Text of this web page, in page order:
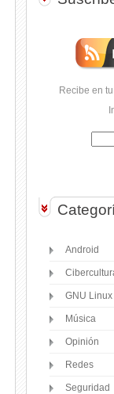
Recibe en
Android
GNU Linux
Música
Opinión
Redes
Seguridad